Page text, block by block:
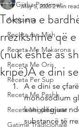
Te Gjitha Postimet
Antipasta
Receta me Mish
Receta Me Makarona
Receta Me Oris
Receta Per Sup
Receta Me Peshk
Receta Vegjetariane
Gatime Tradicionale
Toksina e
rrezikshme që
(nuk është as
kripë)A e dini
May 5, 2020 2 min read
A e dini se
monosodium
keni dëgjuar
substancë të